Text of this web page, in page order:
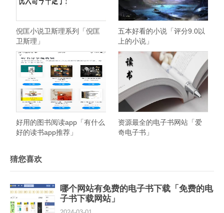
倪匡小说卫斯理系列「倪匡
卫斯理」
五本好看的小说「评分9.0以
上的小说」
好用的图书阅读app「有什么
好的读书app推荐」
资源最全的电子书网站「爱
奇电子书」
猜您喜欢
哪个网站有免费的电子书下载「免费的电
子书下载网站」